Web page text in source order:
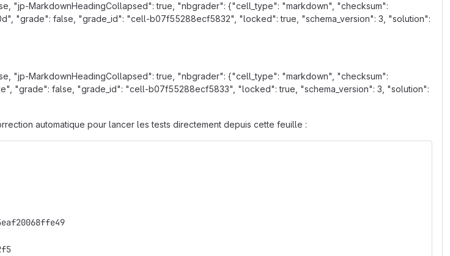
"jp-MarkdownHeadingCollapsed": true, "nbgrader": {"cell_type": "markdown", "checksum":
"grade": false, "grade_id": "cell-b07f55288ecf5832", "locked": true, "schema_version": 3, "solution":
"jp-MarkdownHeadingCollapsed": true, "nbgrader": {"cell_type": "markdown", "checksum":
"grade": false, "grade_id": "cell-b07f55288ecf5833", "locked": true, "schema_version": 3, "solution":
automatique pour lancer les tests directement depuis cette feuille :